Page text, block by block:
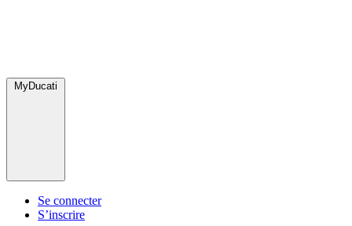
MyDucati
Se connecter
S’inscrire